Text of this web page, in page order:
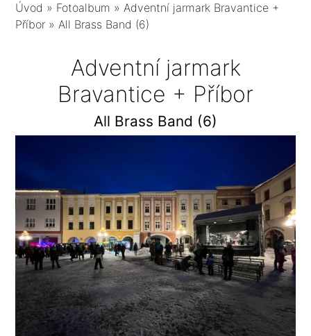
Úvod » Fotoalbum »Adventní jarmark Bravantice +
Příbor »All Brass Band (6)
Adventní jarmark
Bravantice + Příbor
All Brass Band (6)